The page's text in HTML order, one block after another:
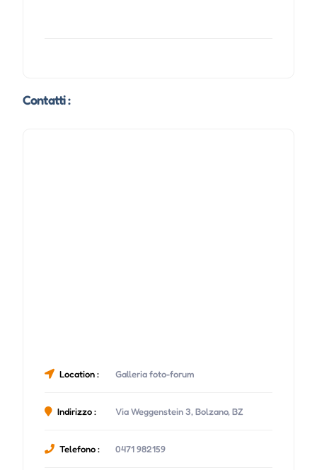
Contatti :
Location : Galleria foto-forum
Indirizzo : Via Weggenstein 3, Bolzano, BZ
Telefono : 0471 982159